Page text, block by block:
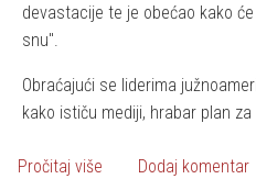
devastacije te je obećao kako
snu".
Obraćajući se liderima
kako ističu mediji, hrabar plan
Pročitaj više o Lula Da Silva
Dodaj komentar